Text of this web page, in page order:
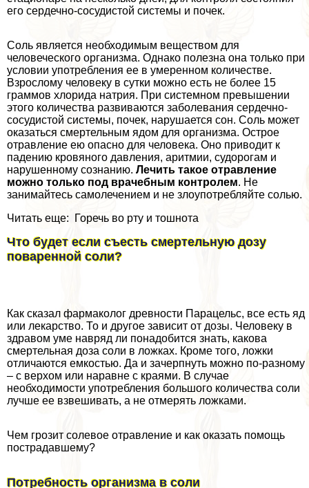
его сердечно-сосудистой системы и почек.
Соль является необходимым веществом для
человеческого организма. Однако полезна она только при
условии употрeбления ее в умеренном количестве.
Взрослому человеку в сутки можно есть не более 15
граммов хлорида натрия. При системном превышении
этого количества развиваются заболевания сердечно-
сосудистой системы, почек, нарушается сон. Соль может
оказаться cмepтельным ядом для организма. Острое
отравление ею опасно для человека. Оно приводит к
падению кровяного давления, аритмии, судорогам и
нарушенному сознанию. Лечить такое отравление
можно только под врачебным контролем. Не
занимайтесь самолечением и не злоупотрeбляйте солью.
Читать еще: Горечь во рту и тошнота
Что будет если съесть cмepтельную дозу
поваренной соли?
Как сказал фармаколог древности Парацельс, все есть яд
или лекарство. То и другое зависит от дозы. Человеку в
здравом уме навряд ли понадобится знать, какова
cмepтельная доза соли в ложках. Кроме того, ложки
отличаются емкостью. Да и зачерпнуть можно по-разному
– с верхом или наравне с краями. В случае
необходимости употрeбления большого количества соли
лучше ее взвешивать, а не отмерять ложками.
Чем грозит солевое отравление и как оказать помощь
пострадавшему?
Потребность организма в соли